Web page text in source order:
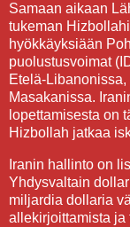
Samaan aikaan
tukeman
hyökkäyksiään
puolustusvoimat
Etelä-
Masakanissa.
lopettamisesta on
Hizbollah jatkaa
Iranin hallinto on
Yhdysvaltain
miljardia dollaria
allekirjoittamista ja